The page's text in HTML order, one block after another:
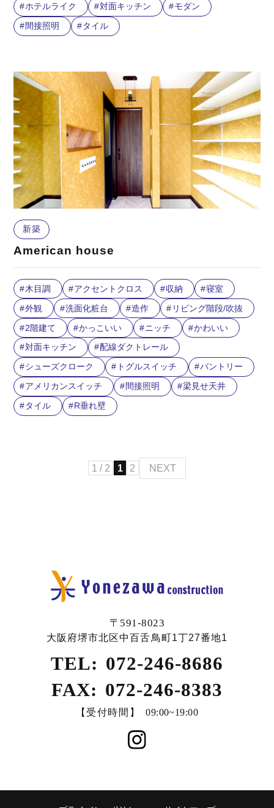
ホテルライク
対面キッチン
モダン
間接照明
タイル
新築
American house
木目調 アクセントクロス 収納
寝室
外観
洗面化粧台 造作
リビング階段/吹抜
2階建て
かっこいい ニッチ
かわいい
対面キッチン
配線ダクトレール
シューズクローク
トグルスイッチ
バントリー
アメリカンスイッチ
間接照明
梁見せ天井
タイル
R垂れ壁
1 / 2 1 2 NEXT
〒591-8023
大阪府堺市北区中百舌鳥町1丁27番地1
TEL: 072-246-8686
FAX: 072-246-8383
【受付時間】 09:00~19:00